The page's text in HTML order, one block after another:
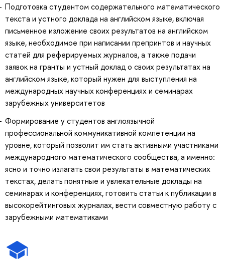
Подготовка студентом содержательного математического
текста и устного доклада на английском языке, включая
письменное изложение своих результатов на английском
языке, необходимое при написании препринтов и научных
статей для реферируемых журналов, а также подачи
заявок на гранты и устный доклад о своих результатах на
английском языке, который нужен для выступления на
международных научных конференциях и семинарах
зарубежных университетов
Формирование у студентов англоязычной
профессиональной коммуникативной компетенции на
уровне, который позволит им стать активными участниками
международного математического сообщества, а именно:
ясно и точно излагать свои результаты в математических
текстах, делать понятные и увлекательные доклады на
семинарах и конференциях, готовить статьи к публикации в
высокорейтинговых журналах, вести совместную работу с
зарубежными математиками